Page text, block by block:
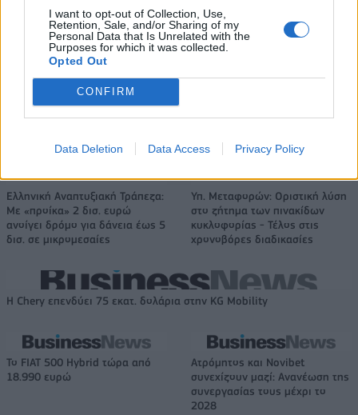
I want to opt-out of Collection, Use,
Retention, Sale, and/or Sharing of my
Personal Data that Is Unrelated with the
Purposes for which it was collected.
Opted Out
CONFIRM
Data Deletion Data Access Privacy Policy
«Η οικογένεια Μπας φέρεται να
βρίσκεται κοντά στην απόκτηση
της Βιλερμπάν»
Εθνική Παίδων: Κόντρα στη
Γεωργία για την πρώτη νίκη στο
Ευρωμπάσκετ U16 (live stream)
από τις αρχές του έτους
Ελληνική Αναπτυξιακή Τράπεζα:
Με «προίκα» 2 δισ. ευρώ
ανοίγει δρόμο για δάνεια έως 5
δισ. σε μικρομεσαίες
Υπ. Μεταφορών: Οριστική λύση
στο ζήτημα των πινακίδων
κυκλοφορίας - Τέλος στις
χρονοβόρες διαδικασίες
Η Chery επενδύει 75 εκατ. δολάρια στην KG Mobility
Το FIAT 500 Hybrid τώρα από
18.990 ευρώ
Ατρόμητος και Novibet
συνεχίζουν μαζί: Ανανέωση της
συνεργασίας τους μέχρι το
2028